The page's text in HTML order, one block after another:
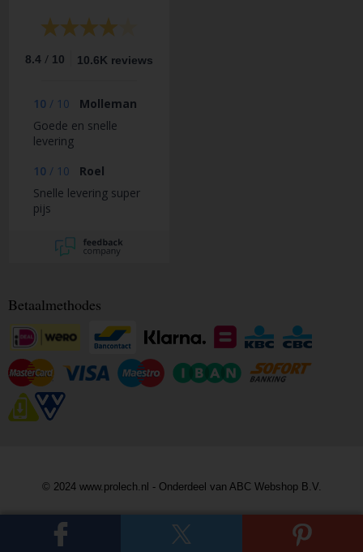
8.4 / 10 10.6K reviews
10 / 10
Molleman
Goede en snelle
levering
10 / 10
Roel
Snelle levering super
pijs
Betaalmethodes